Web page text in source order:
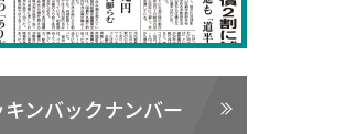
キンバックナンバー